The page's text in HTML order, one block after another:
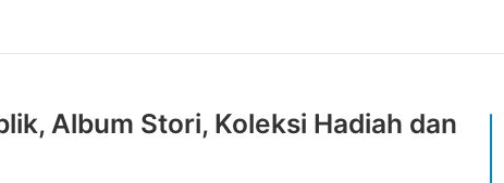
Album Stori, Koleksi Hadiah dan